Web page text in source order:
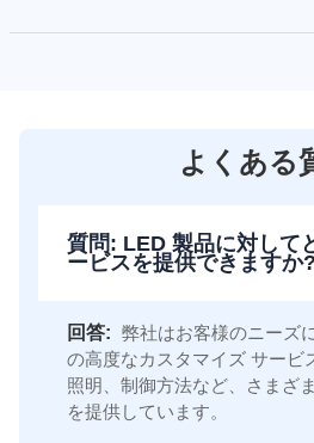
よくある
質問: LED 製品に対して
ービスを提供できますか?
回答: 弊社はお客様のニーズ
の高度なカスタマイズ サービ
照明、制御方法など、さまざ
を提供しています。